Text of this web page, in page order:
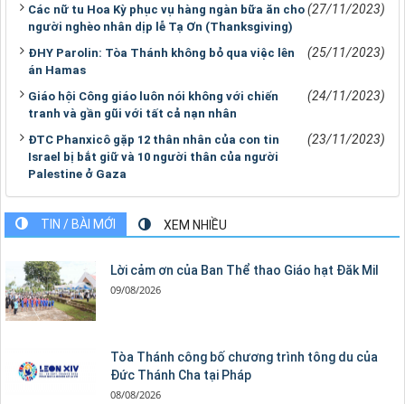
Các nữ tu Hoa Kỳ phục vụ hàng ngàn bữa ăn cho
người nghèo nhân dịp lễ Tạ Ơn (Thanksgiving)
(27/11/2023)
ĐHY Parolin: Tòa Thánh không bỏ qua việc lên
án Hamas
(25/11/2023)
Giáo hội Công giáo luôn nói không với chiến
tranh và gần gũi với tất cả nạn nhân
(24/11/2023)
ĐTC Phanxicô gặp 12 thân nhân của con tin
Israel bị bắt giữ và 10 người thân của người
Palestine ở Gaza
(23/11/2023)
TIN / BÀI MỚI XEM NHIỀU
Lời cảm ơn của Ban Thể thao Giáo hạt Đăk Mil
09/08/2026
Tòa Thánh công bố chương trình tông du của
Đức Thánh Cha tại Pháp
08/08/2026